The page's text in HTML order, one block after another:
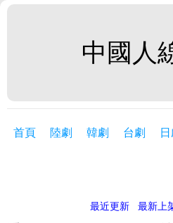
中國人
首頁 陸劇 韓劇 台劇 日
最近更新 最新上